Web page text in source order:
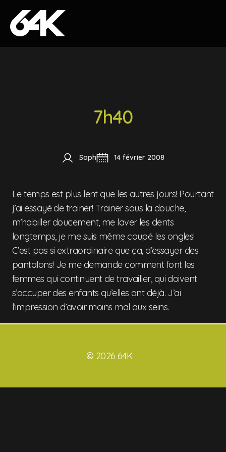
Skip to content
7h40
Soph 14 février 2008
Le temps est plus lent que les autres jours! Pourtant
j’ai essayé de trainer! Trainer sous la douche,
m’habiller doucement, me laver les dents
longtemps, je me suis même coupé les ongles!
C’est pas si extraordinaire que ça, d’essayer des
pantalons! Je me demande comment font les
femmes qui continuent de travailler, qui doivent
s’occuper des enfants qu’elles ont déjà. J’ai
l’impression d’avoir moins mal aux seins.
© 2026 64K